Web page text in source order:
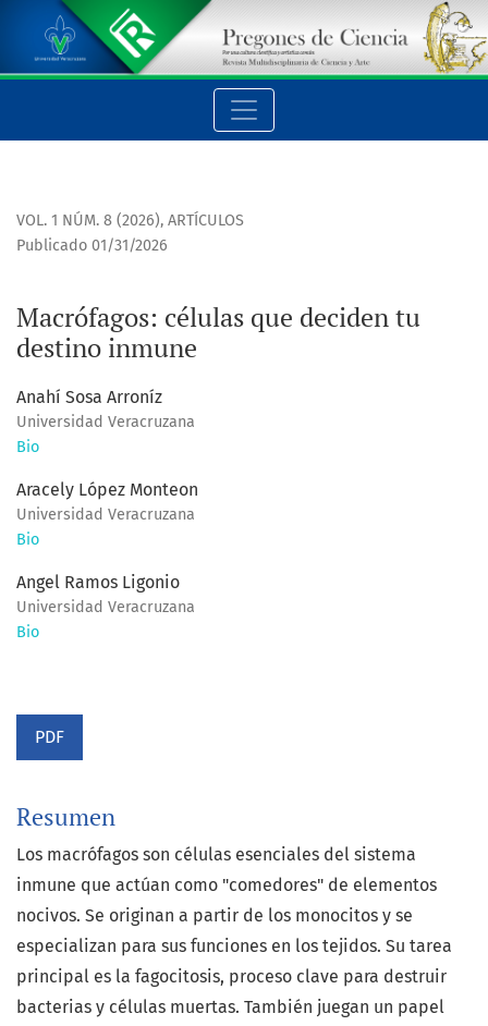
Macrófagos: células que deciden tu destino inmune
VOL. 1 NÚM. 8 (2026), ARTÍCULOS
Macrófagos: células que deciden tu
destino inmune
Publicado 01/31/2026
Anahí Sosa Arroníz
Universidad Veracruzana
Bio
Aracely López Monteon
Universidad Veracruzana
Bio
Angel Ramos Ligonio
Universidad Veracruzana
Bio
PDF
Resumen
Los macrófagos son células esenciales del sistema
inmune que actúan como "comedores" de elementos
nocivos. Se originan a partir de los monocitos y se
especializan para sus funciones en los tejidos. Su tarea
principal es la fagocitosis, proceso clave para destruir
bacterias y células muertas. También juegan un papel